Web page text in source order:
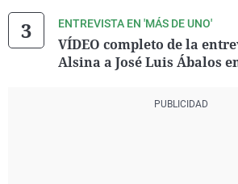
ENTREVISTA EN 'MÁS DE UNO'
VÍDEO completo de la
Alsina a José Luis Ábalos